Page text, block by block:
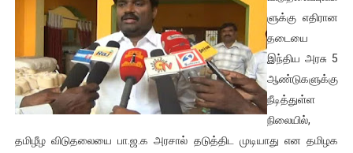
சிறுமியை பாலியல் வன்கொடுமை செய்த முதியவருக்கு
பிரபல நடிகை தூக்கிட்டு தற்கொலை!
வடிவேலுவுக்கு நீதிமன்றம் விதித்துள்ள அதிரடி உத்தரவு!
தியாகதீபம் லெப்.கேணல் திலீபன், கேணல் சங்கர் ஆகியோரின்
ளுக்கு எதிரான
தடையை
இந்திய அரசு 5
ஆண்டுகளுக்கு
நீடித்துள்ள
நிலையில்,
தமிழீழ விடுதலையை பா.ஜ.க அரசால் தடுத்திட முடியாது என தமிழக